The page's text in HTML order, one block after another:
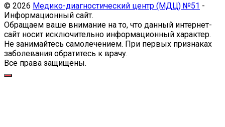
© 2026 Медико-диагностический центр (МДЦ) №51 -
Информационный сайт.
Обращаем ваше внимание на то, что данный интернет-
сайт носит исключительно информационный характер.
Не занимайтесь самолечением. При первых признаках
заболевания обратитесь к врачу.
Все права защищены.